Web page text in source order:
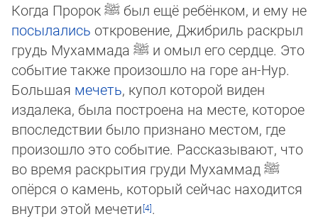
Когда Пророкﷺ был ещё ребёнком, и ему не
посылались откровение, Джибриль раскрыл
грудь Мухаммада ﷺ и омыл его сердце. Это
событие также произошло на горе ан-Нур.
Большая мечеть, купол которой виден
издалека, была построена на месте, которое
впоследствии было признано местом, где
произошло это событие. Рассказывают, что
во время рас­кры­тия груди Мухаммад ﷺ
опёрся о камень, который сейчас находится
внутри этой мечети
.